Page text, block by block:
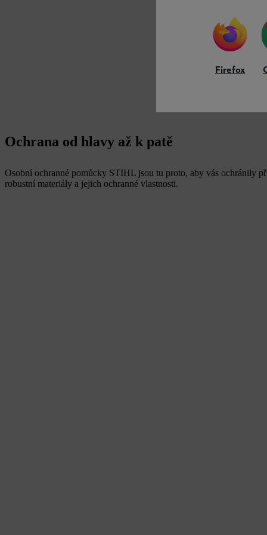
Ochrana od hlavy až k patě
Osobní ochranné pomůcky STIHL jsou tu proto, aby vás ochránily
robustní materiály a jejich ochranné vlastnosti.
Firefox